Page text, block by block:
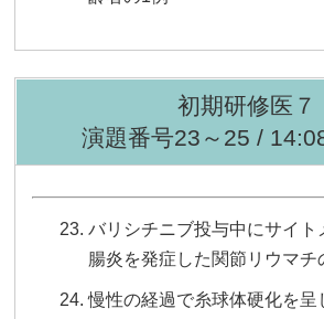
初期研修医７
演題番号23～25 /
バリシチニブ投与中にサイト
腸炎を発症した関節リウマチ
慢性の経過で糸球体硬化を呈